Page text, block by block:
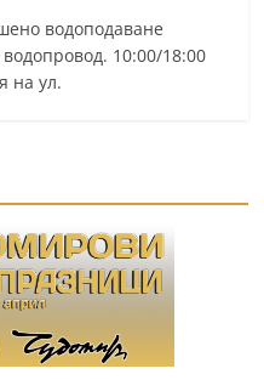
водоподаване
10:00/18:00
на ул.